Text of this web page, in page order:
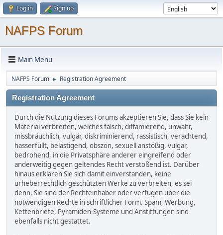
Log in Sign up
NAFPS Forum
Main Menu
NAFPS Forum ► Registration Agreement
Registration Agreement
Durch die Nutzung dieses Forums akzeptieren Sie, dass Sie kein
Material verbreiten, welches falsch, diffamierend, unwahr,
missbräuchlich, vulgär, diskriminierend, rassistisch, verachtend,
hasserfüllt, belästigend, obszön, sexuell anstößig, vulgär,
bedrohend, in die Privatsphäre anderer eingreifend oder
anderweitig gegen geltendes Recht verstoßend ist. Darüber
hinaus erklären Sie sich damit einverstanden, keine
urheberrechtlich geschützten Werke zu verbreiten, es sei
denn, Sie sind der Rechteinhaber oder verfügen über die
notwendigen Rechte in schriftlicher Form. Spam, Werbung,
Kettenbriefe, Pyramiden-Systeme und Anstiftungen sind
ebenfalls nicht gestattet.